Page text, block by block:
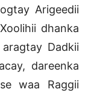
Arigeedii
dhanka
Dadkii
dareenka
waa Raggii